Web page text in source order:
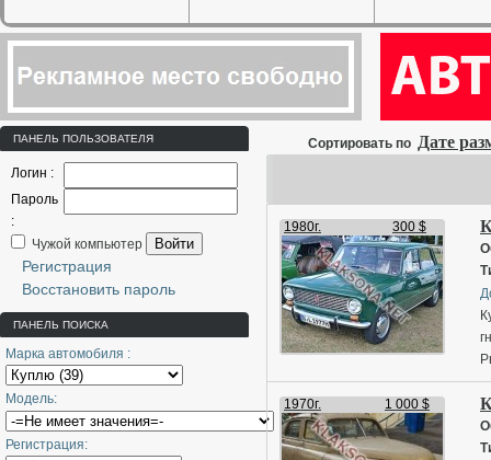
ПАНЕЛЬ ПОЛЬЗОВАТЕЛЯ
Логин :
Пароль
:
Чужой компьютер
Войти
Регистрация
Восстановить пароль
ПАНЕЛЬ ПОИСКА
Марка автомобиля :
Модель:
Регистрация:
Сортировать по Дате
1980г. 300 $
1970г. 1 000 $